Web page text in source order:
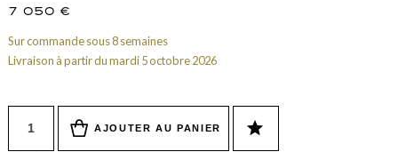
7 050 €
Sur commande sous 8 semaines
Livraison à partir du mardi 5 octobre 2026
AJOUTER AU PANIER star